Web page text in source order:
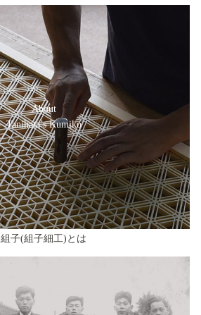
About
Tanihata’s Kumiko
組子(組子細工)とは